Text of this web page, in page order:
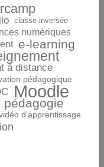
classe inversée
numériques
e-learning
à distance
pédagogique
Moodle
pédagogie
d'apprentissage